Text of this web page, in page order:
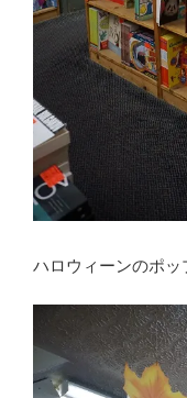
ハロウィーンのポッ